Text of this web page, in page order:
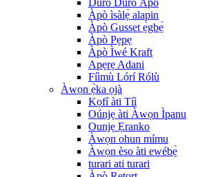
Dúró Dúró Àpò
Àpò ìsàlẹ̀ alapin
Àpò Gusset ẹ̀gbẹ́
Àpò Pẹpẹ
Àpò Ìwé Kraft
Apẹrẹ Adani
Fíìmù Lórí Rólù
Àwọn ẹ̀ka ọjà
Kọfí àti Tíì
Oúnjẹ àti Àwọn Ìpanu
Ounjẹ Ẹranko
Àwọn ohun mímu
Àwọn èso àti ewébẹ̀
turari ati turari